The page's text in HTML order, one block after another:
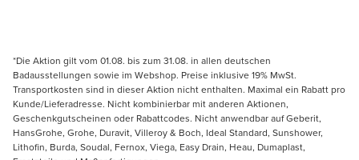
*Die Aktion gilt vom 01.08. bis zum 31.08. in allen deutschen
Badausstellungen sowie im Webshop. Preise inklusive 19% MwSt.
Transportkosten sind in dieser Aktion nicht enthalten. Maximal ein Rabatt pro
Kunde/Lieferadresse. Nicht kombinierbar mit anderen Aktionen,
Geschenkgutscheinen oder Rabattcodes. Nicht anwendbar auf Geberit,
HansGrohe, Grohe, Duravit, Villeroy & Boch, Ideal Standard, Sunshower,
Lithofin, Burda, Soudal, Fernox, Viega, Easy Drain, Heau, Dumaplast,